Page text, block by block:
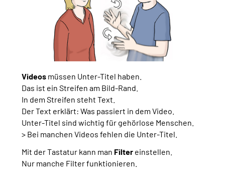
Videos müssen Unter-Titel haben.
Das ist ein Streifen am Bild-Rand.
In dem Streifen steht Text.
Der Text erklärt: Was passiert in dem Video.
Unter-Titel sind wichtig für gehörlose Menschen.
> Bei manchen Videos fehlen die Unter-Titel.
Mit der Tastatur kann man Filter einstellen.
Nur manche Filter funktionieren.